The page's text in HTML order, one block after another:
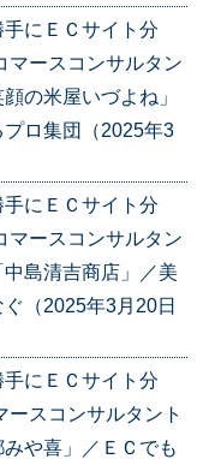
手にＥＣサイト分
ースコンサルタン
の米屋いづよね」
ロ集団（2025年3
手にＥＣサイト分
ースコンサルタン
島清吉商店」／美
（2025年3月20日
手にＥＣサイト分
スコンサルタント
や喜」／ＥＣでも